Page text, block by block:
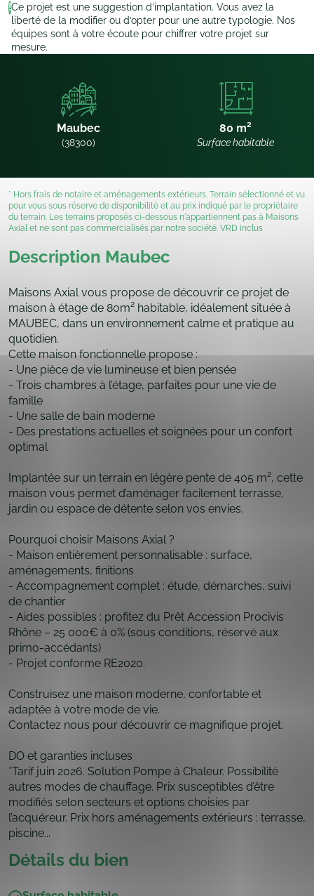
!Ce projet est une suggestion d’implantation. Vous avez la
liberté de la modifier ou d’opter pour une autre typologie. Nos
équipes sont à votre écoute pour chiffrer votre projet sur
mesure.
Maubec
(38300)
80 m²
Surface habitable
* Hors frais de notaire et aménagements extérieurs. Terrain sélectionné et vu
pour vous sous réserve de disponibilité et au prix indiqué par le propriétaire
du terrain. Les terrains proposés ci-dessous n'appartiennent pas à Maisons
Axial et ne sont pas commercialisés par notre société. VRD inclus
Description Maubec
Maisons Axial vous propose de découvrir ce projet de
maison à étage de 80m² habitable, idéalement située à
MAUBEC, dans un environnement calme et pratique au
quotidien.
Cette maison fonctionnelle propose :
- Une pièce de vie lumineuse et bien pensée
- Trois chambres à l’étage, parfaites pour une vie de
famille
- Une salle de bain moderne
- Des prestations actuelles et soignées pour un confort
optimal
Implantée sur un terrain en légère pente de 405 m², cette
maison vous permet d’aménager facilement terrasse,
jardin ou espace de détente selon vos envies.
Pourquoi choisir Maisons Axial ?
- Maison entièrement personnalisable : surface,
aménagements, finitions
- Accompagnement complet : étude, démarches, suivi
de chantier
- Aides possibles : profitez du Prêt Accession Procivis
Rhône – 25 000€ à 0% (sous conditions, réservé aux
primo-accédants)
- Projet conforme RE2020.
Construisez une maison moderne, confortable et
adaptée à votre mode de vie.
Contactez nous pour découvrir ce magnifique projet.
DO et garanties incluses
*Tarif juin 2026. Solution Pompe à Chaleur. Possibilité
autres modes de chauffage. Prix susceptibles d’être
modifiés selon secteurs et options choisies par
l’acquéreur. Prix hors aménagements extérieurs : terrasse,
piscine...
Détails du bien